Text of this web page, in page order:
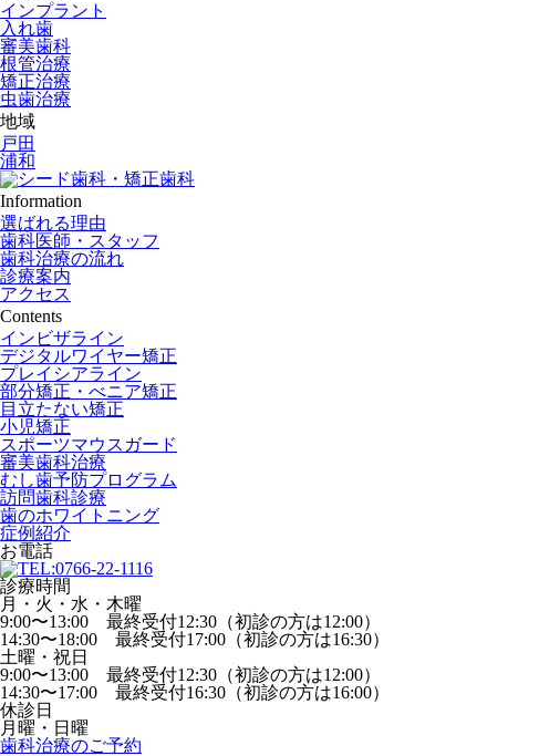
インプラント
入れ歯
審美歯科
根管治療
矯正治療
虫歯治療
地域
戸田
浦和
Information
選ばれる理由
歯科医師・スタッフ
歯科治療の流れ
診療案内
アクセス
Contents
インビザライン
デジタルワイヤー矯正
プレイシアライン
部分矯正・べニア矯正
目立たない矯正
小児矯正
スポーツマウスガード
審美歯科治療
むし歯予防プログラム
訪問歯科診療
歯のホワイトニング
症例紹介
お電話
診療時間
月・火・水・木曜
9:00〜13:00 最終受付12:30（初診の方は12:00）
14:30〜18:00 最終受付17:00（初診の方は16:30）
土曜・祝日
9:00〜13:00 最終受付12:30（初診の方は12:00）
14:30〜17:00 最終受付16:30（初診の方は16:00）
休診日
月曜・日曜
歯科治療のご予約